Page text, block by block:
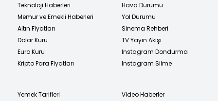
Teknoloji Haberleri
Memur ve Emekli Haberleri
Altın Fiyatları
Dolar Kuru
Euro Kuru
Kripto Para Fiyatları
Hava Durumu
Yol Durumu
Sinema Rehberi
TV Yayın Akışı
Instagram Dondurma
Instagram Silme
Yemek Tarifleri
Video Haberler